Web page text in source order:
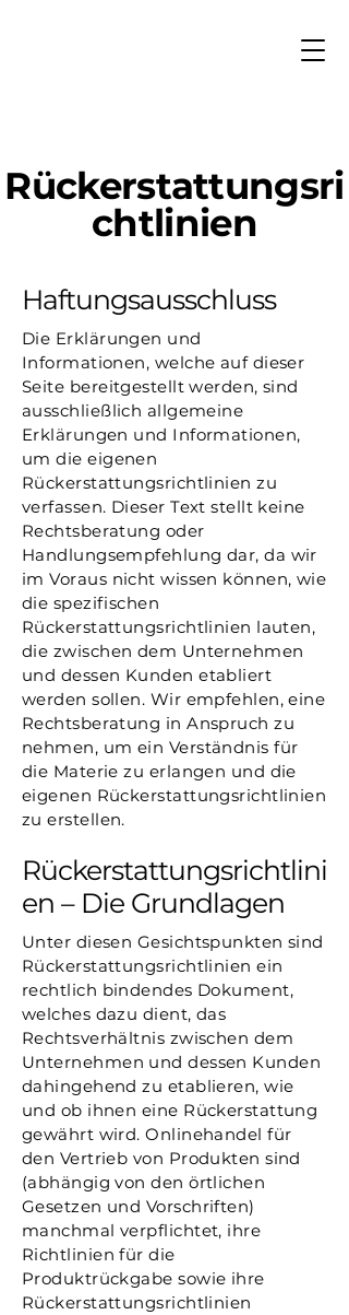
Rückerstattungsri
chtlinien
Haftungsausschluss
Die Erklärungen und
Informationen, welche auf dieser
Seite bereitgestellt werden, sind
ausschließlich allgemeine
Erklärungen und Informationen,
um die eigenen
Rückerstattungsrichtlinien zu
verfassen. Dieser Text stellt keine
Rechtsberatung oder
Handlungsempfehlung dar, da wir
im Voraus nicht wissen können, wie
die spezifischen
Rückerstattungsrichtlinien lauten,
die zwischen dem Unternehmen
und dessen Kunden etabliert
werden sollen. Wir empfehlen, eine
Rechtsberatung in Anspruch zu
nehmen, um ein Verständnis für
die Materie zu erlangen und die
eigenen Rückerstattungsrichtlinien
zu erstellen.
Rückerstattungsrichtlini
en – Die Grundlagen
Unter diesen Gesichtspunkten sind
Rückerstattungsrichtlinien ein
rechtlich bindendes Dokument,
welches dazu dient, das
Rechtsverhältnis zwischen dem
Unternehmen und dessen Kunden
dahingehend zu etablieren, wie
und ob ihnen eine Rückerstattung
gewährt wird. Onlinehandel für
den Vertrieb von Produkten sind
(abhängig von den örtlichen
Gesetzen und Vorschriften)
manchmal verpflichtet, ihre
Richtlinien für die
Produktrückgabe sowie ihre
Rückerstattungsrichtlinien